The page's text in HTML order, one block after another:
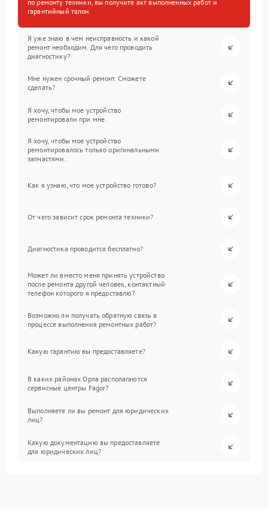
по ремонту техники, вы получите акт выполненных работ и
гарантийный талон.
Я уже знаю в чем неисправность и какой
ремонт необходим. Для чего проводить
диагностику?
Мне нужен срочный ремонт. Сможете
сделать?
Я хочу, чтобы мое устройство
ремонтировали при мне.
Я хочу, чтобы мое устройство
ремонтировалось только оригинальными
запчастями.
Как я узнаю, что мое устройство готово?
От чего зависит срок ремонта техники?
Диагностика проводится бесплатно?
Может ли вместо меня принять устройство
после ремонта другой человек, контактный
телефон которого я предоставлю?
Возможно ли получать обратную связь в
процессе выполнения ремонтных работ?
Какую гарантию вы предоставляете?
В каких районах Орла располагаются
сервисные центры Fagor?
Выполняете ли вы ремонт для юридических
лиц?
Какую документацию вы предоставляете
для юридических лиц?